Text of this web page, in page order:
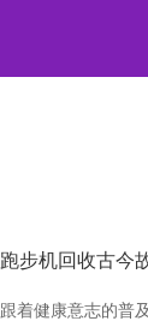
跑步机回收古今
跟着健康意志的普